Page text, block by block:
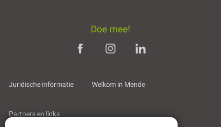
Doe mee!
Juridische informatie Welkom in Mende
Partners en links